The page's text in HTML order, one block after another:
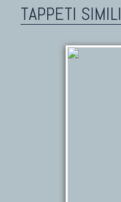
TAPPETI SIMILI